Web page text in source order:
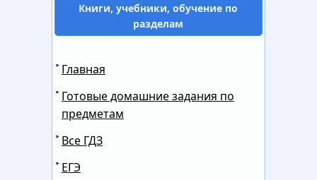
Книги, учебники, обучение по
разделам
Главная
Готовые домашние задания по
предметам
Все ГДЗ
ЕГЭ